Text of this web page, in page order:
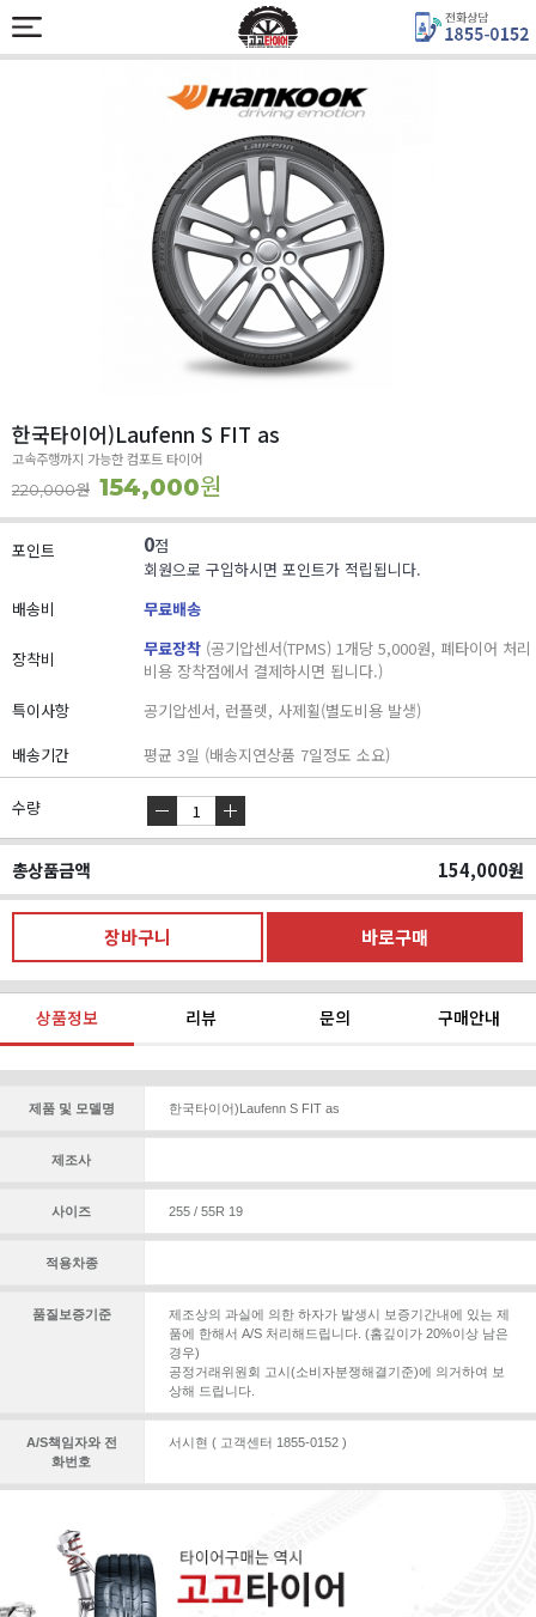
한국타이어)Laufenn S FIT as
고속주행까지 가능한 컴포트 타이어
220,000원 154,000원
포인트 0점
회원으로 구입하시면 포인트가 적립됩니다.
배송비
무료배송
장착비 무료장착 (공기압센서(TPMS) 1개당 5,000원, 폐타이어 처리
비용 장착점에서 결제하시면 됩니다.)
특이사항
공기압센서, 런플렛, 사제휠(별도비용 발생)
배송기간
평균 3일 (배송지연상품 7일정도 소요)
수량
총상품금액 154,000원
상품정보 리뷰 문의 구매안내
제품 및 모델명 한국타이어)Laufenn S FIT as
제조사
사이즈 255 / 55R 19
적용차종
품질보증기준
제조상의 과실에 의한 하자가 발생시 보증기간내에 있는 제
품에 한해서 A/S 처리해드립니다. (홈깊이가 20%이상 남은
경우)
공정거래위원회 고시(소비자분쟁해결기준)에 의거하여 보
상해 드립니다.
A/S책임자와 전
화번호
서시현 ( 고객센터 1855-0152 )